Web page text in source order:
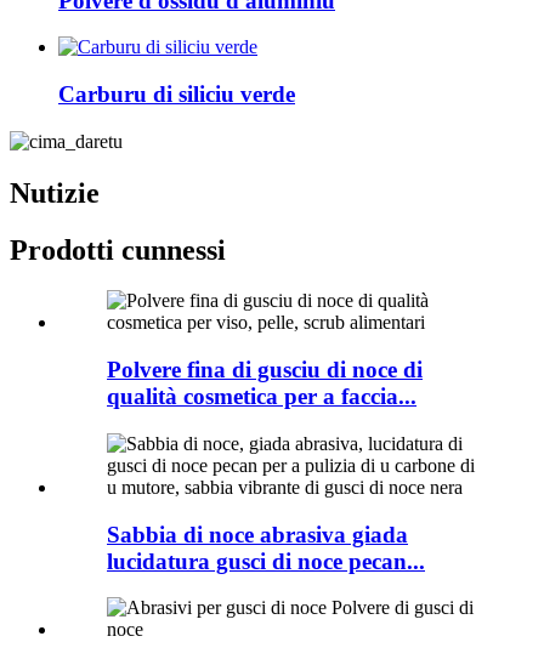
Carburu di siliciu verde
Nutizie
Prodotti cunnessi
Polvere fina di gusciu di noce di
qualità cosmetica per a faccia...
Sabbia di noce abrasiva giada
lucidatura gusci di noce pecan...